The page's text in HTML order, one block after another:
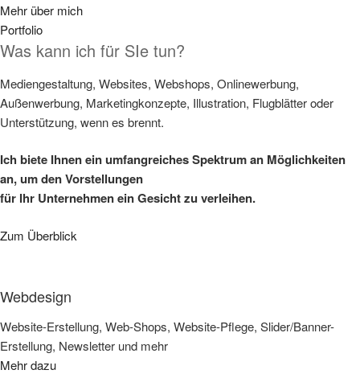
Mehr über mich
Portfolio
Was kann ich für SIe tun?
Mediengestaltung, Websites, Webshops, Onlinewerbung,
Außenwerbung, Marketingkonzepte, Illustration, Flugblätter oder
Unterstützung, wenn es brennt.
Ich biete Ihnen ein umfangreiches Spektrum an Möglichkeiten
an, um den Vorstellungen
für Ihr Unternehmen ein Gesicht zu verleihen.
Zum Überblick
Webdesign
Website-Erstellung, Web-Shops, Website-Pflege, Slider/Banner-
Erstellung, Newsletter und mehr
Mehr dazu